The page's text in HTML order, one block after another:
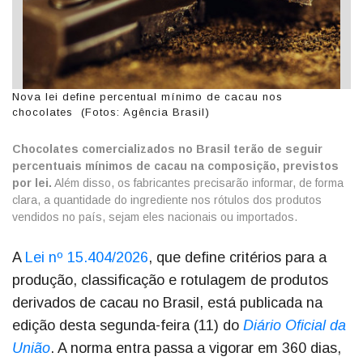
Nova lei define percentual mínimo de cacau nos
chocolates (Fotos: Agência Brasil)
Chocolates comercializados no Brasil terão de seguir
percentuais mínimos de cacau na composição, previstos
por lei. Além disso, os fabricantes precisarão informar, de forma
clara, a quantidade do ingrediente nos rótulos dos produtos
vendidos no país, sejam eles nacionais ou importados.
A Lei nº 15.404/2026, que define critérios para a
produção, classificação e rotulagem de produtos
derivados de cacau no Brasil, está publicada na
edição desta segunda-feira (11) do Diário Oficial da
União. A norma entra passa a vigorar em 360 dias,